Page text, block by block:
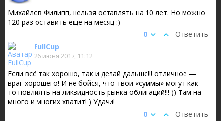
Михайлов Филипп, нельзя оставлять на 10 лет. Но можно
120 раз оставить еще на месяц :)
Ответить
0
FullCup
26 июня 2017, 11:12
Если всё так хорошо, так и делай дальше!!! отличное —
враг хорошего! И не бойся, что твои «суммы» могут как-
то повлиять на ликвидность рынка облигаций!!! )) Там на
много и многих хватит! ) Удачи!
Ответить
0